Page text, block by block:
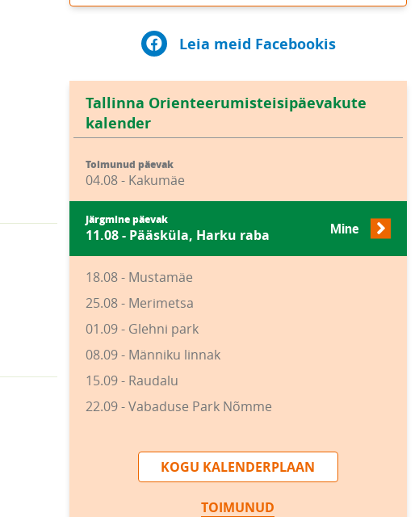
Leia meid Facebookis
Tallinna Orienteerumisteisipäevakute
kalender
Toimunud päevak
04.08 - Kakumäe
Järgmine päevak
11.08 - Pääsküla, Harku raba Mine
18.08 - Mustamäe
25.08 - Merimetsa
01.09 - Glehni park
08.09 - Männiku linnak
15.09 - Raudalu
22.09 - Vabaduse Park Nõmme
KOGU KALENDERPLAAN
TOIMUNUD